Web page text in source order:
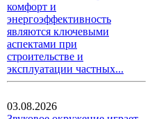
комфорт и
энергоэффективность
являются ключевыми
аспектами при
строительстве и
эксплуатации частных...
03.08.2026